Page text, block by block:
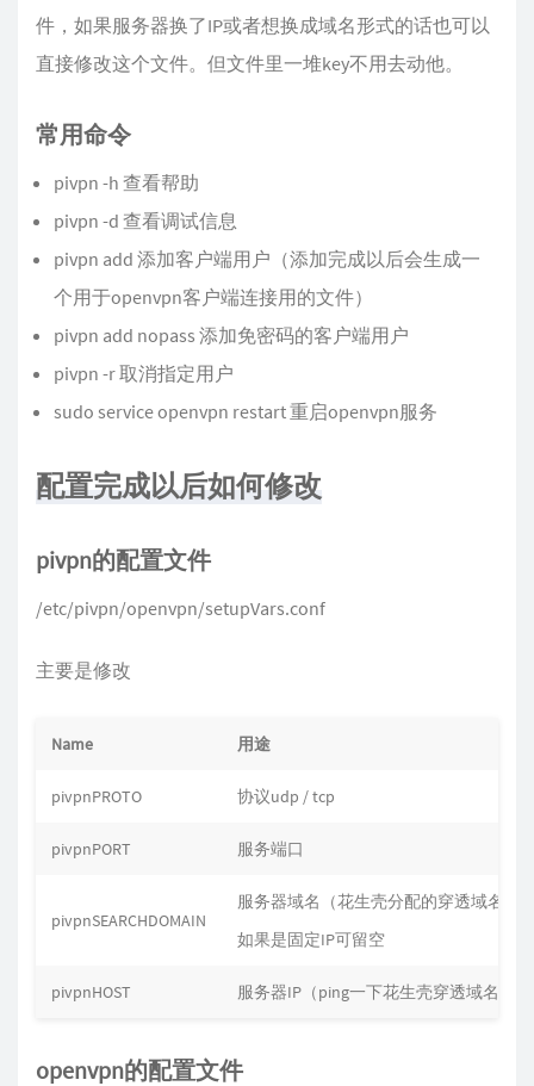
件，如果服务器换了IP或者想换成域名形式的话也可以
直接修改这个文件。但文件里一堆key不用去动他。
常用命令
pivpn -h 查看帮助
pivpn -d 查看调试信息
pivpn add 添加客户端用户（添加完成以后会生成一
个用于openvpn客户端连接用的文件）
pivpn add nopass 添加免密码的客户端用户
pivpn -r 取消指定用户
sudo service openvpn restart 重启openvpn服务
配置完成以后如何修改
pivpn的配置文件
/etc/pivpn/openvpn/setupVars.conf
主要是修改
Name 用途
pivpnPROTO 协议udp / tcp
pivpnPORT 服务端口
pivpnSEARCHDOMAIN
服务器域名（花生壳分配的穿透域名）
如果是固定IP可留空
pivpnHOST 服务器IP（ping一下花生壳穿透域名得
openvpn的配置文件